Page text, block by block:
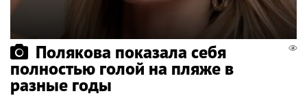
Полякова показала себя
полностью голой на пляже в
разные годы